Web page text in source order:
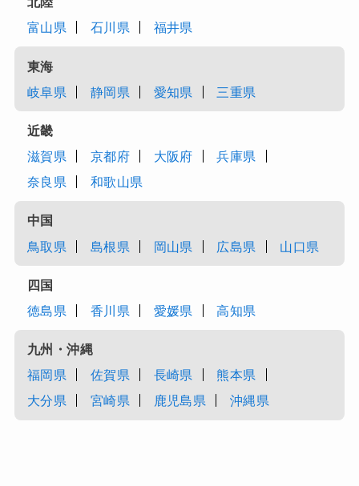
富山県
石川県 福井県
東海
岐阜県
静岡県 愛知県 三重県
近畿
滋賀県
京都府 大阪府
兵庫県
奈良県
和歌山県
中国
鳥取県
島根県 岡山県 広島県 山口県
四国
徳島県
香川県 愛媛県 高知県
九州・沖縄
福岡県
佐賀県 長崎県
熊本県
大分県
宮崎県 鹿児島県 沖縄県